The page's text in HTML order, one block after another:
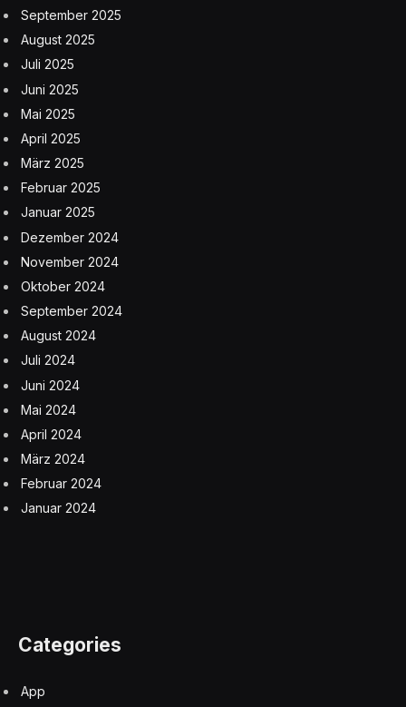
September 2025
August 2025
Juli 2025
Juni 2025
Mai 2025
April 2025
März 2025
Februar 2025
Januar 2025
Dezember 2024
November 2024
Oktober 2024
September 2024
August 2024
Juli 2024
Juni 2024
Mai 2024
April 2024
März 2024
Februar 2024
Januar 2024
Categories
App